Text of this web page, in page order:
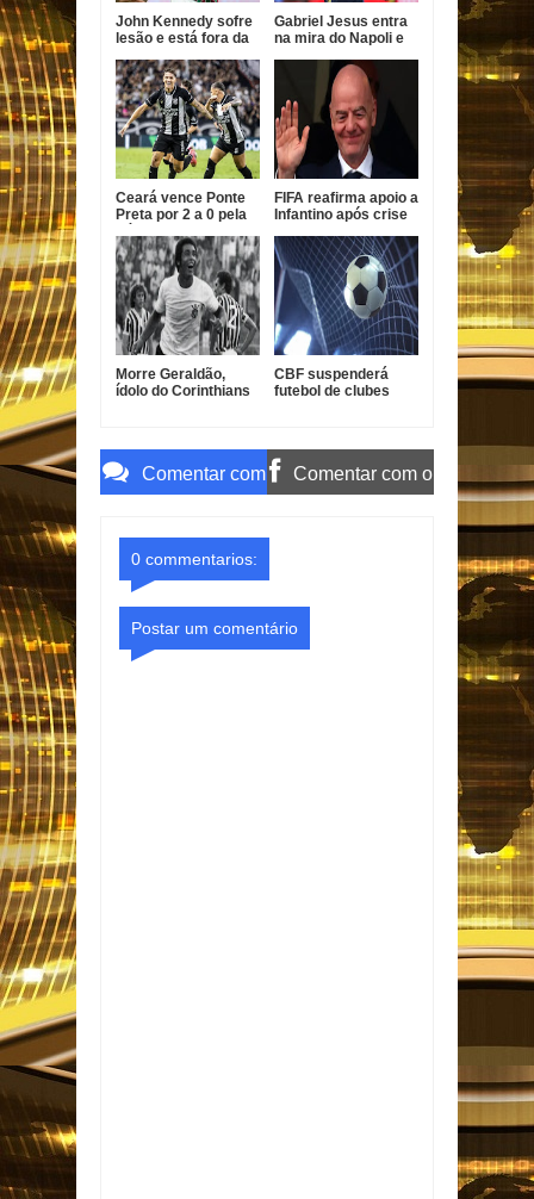
John Kennedy sofre
lesão e está fora da
Fluminense
Gabriel Jesus entra
na mira do Napoli e
Ceará vence Ponte
Preta por 2 a 0 pela
FIFA reafirma apoio a
Infantino após crise
comercial
Morre Geraldão,
ídolo do Corinthians
CBF suspenderá
futebol de clubes
Comentar com Comentar com o
0 commentarios:
Postar um comentário